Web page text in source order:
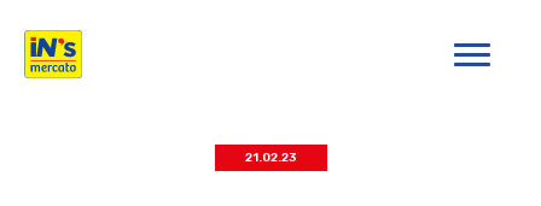
iN's Mercato
21.02.23